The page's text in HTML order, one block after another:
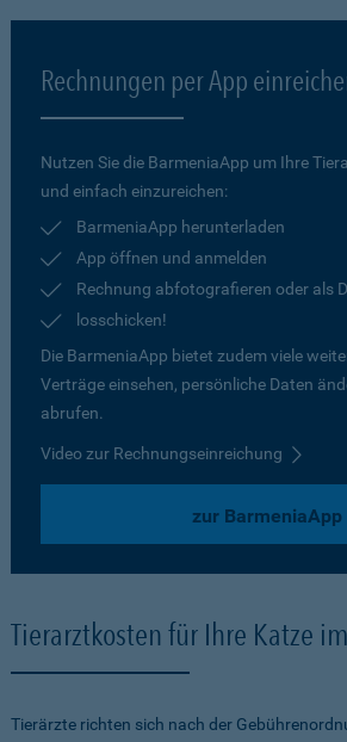
Rechnungen per App
Nutzen Sie die BarmeniaApp um Ihre
und einfach einzureichen:
BarmeniaApp herunterladen
App öffnen und anmelden
Rechnung abfotografieren oder als
losschicken!
Die BarmeniaApp bietet zudem viele
Verträge einsehen, persönliche Daten
abrufen.
Video zur Rechnungseinreichung
zur BarmeniaApp
Tierarztkosten für Ihre Katze
Tierärzte richten sich nach der